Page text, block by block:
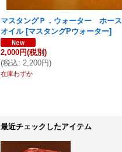
マスタングＰ．ウォーター ホース
オイル [マスタングPウォーター]
2,000円(税別)
(税込: 2,200円)
在庫わずか
最近チェックしたアイテム